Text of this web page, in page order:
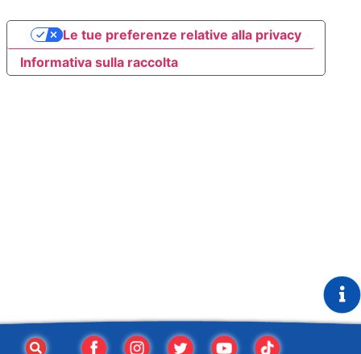
Informativa sulla raccolta
Le tue preferenze relative alla privacy